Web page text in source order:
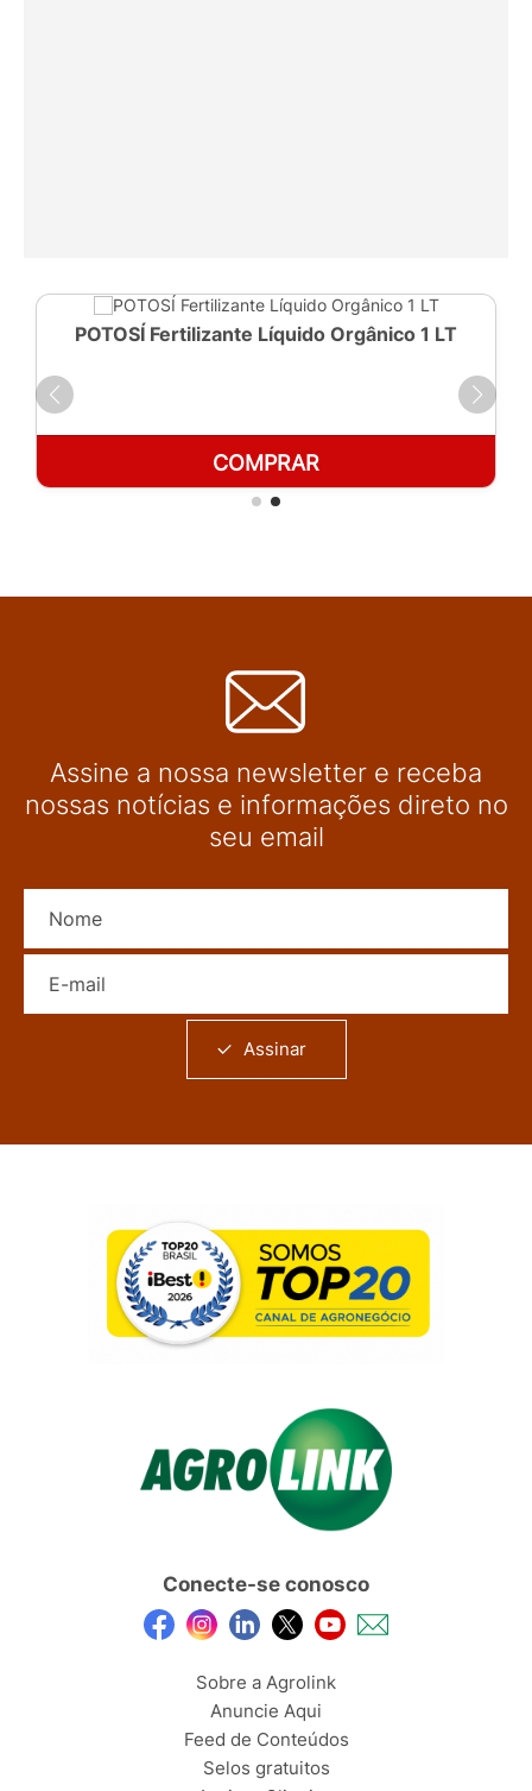
POTOSÍ Fertilizante Líquido Orgânico 1 LT
COMPRAR
Assine a nossa newsletter e receba
nossas notícias e informações direto no
seu email
Assinar
Conecte-se conosco
Sobre a Agrolink
Anuncie Aqui
Feed de Conteúdos
Selos gratuitos